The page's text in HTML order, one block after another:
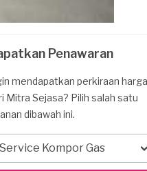
Penawaran
mendapatkan perkiraan harga
Mitra Sejasa? Pilih salah satu
dibawah ini.
Service Kompor Gas